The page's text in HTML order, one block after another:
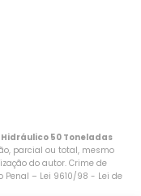
50 Toneladas
parcial ou total, mesmo
do autor. Crime de
Penal – Lei 9610/98 - Lei de